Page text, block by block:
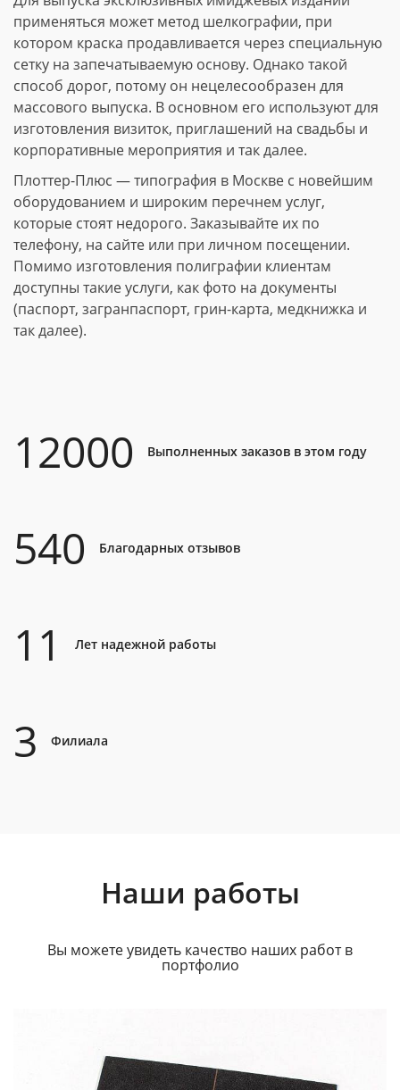
применяться может метод шелкографии, при
котором краска продавливается через специальную
сетку на запечатываемую основу. Однако такой
способ дорог, потому он нецелесообразен для
массового выпуска. В основном его используют для
изготовления визиток, приглашений на свадьбы и
корпоративные мероприятия и так далее.
Плоттер-Плюс — типография в Москве с новейшим
оборудованием и широким перечнем услуг,
которые стоят недорого. Заказывайте их по
телефону, на сайте или при личном посещении.
Помимо изготовления полиграфии клиентам
доступны такие услуги, как фото на документы
(паспорт, загранпаспорт, грин-карта, медкнижка и
так далее).
12000 Выполненных заказов в этом году
540 Благодарных отзывов
11 Лет надежной работы
3 Филиала
Наши работы
Вы можете увидеть качество наших работ в
портфолио